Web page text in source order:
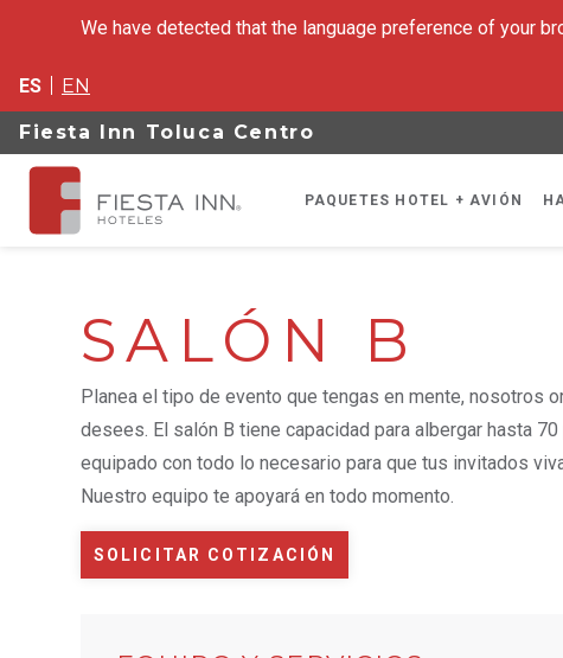
ES EN
Fiesta Inn Toluca Centro
PAQUETES HOTEL + AVIÓN
We have detected that the language preference of your
SALÓN B
Planea el tipo de evento que tengas en mente, nosotros
desees. El salón B tiene capacidad para albergar hasta
equipado con todo lo necesario para que tus invitados
Nuestro equipo te apoyará en todo momento.
SOLICITAR COTIZACIÓN